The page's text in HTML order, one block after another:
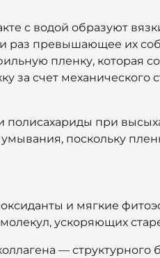
с водой образуют
раз превышающее их
пленку, которая
за счет механического
полисахариды при
поскольку
и мягкие
ускоряющих
— структурного